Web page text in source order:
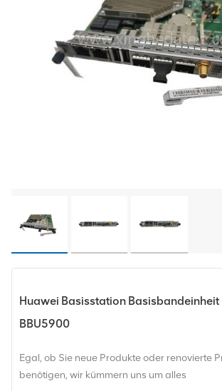
Huawei Basisstation Basisbandeinheit
BBU5900
Egal, ob Sie neue Produkte oder renovierte
benötigen, wir kümmern uns um alles